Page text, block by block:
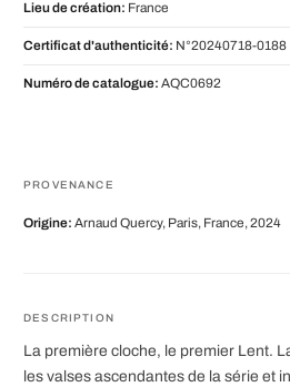
Lieu de création: France
Certificat d'authenticité: N°20240718-0188
Numéro de catalogue: AQC0692
PROVENANCE
Origine: Arnaud Quercy, Paris, France, 2024
DESCRIPTION
La première cloche, le premier Lent.
les valses ascendantes de la série et